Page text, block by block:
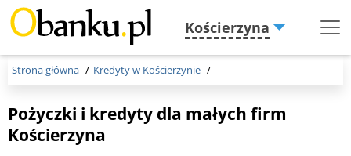
Kościerzyna
Menu
Strona główna Kredyty w Kościerzynie
Pożyczki i kredyty dla małych firm
Kościerzyna